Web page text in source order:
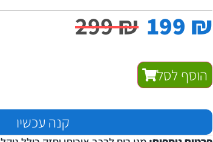
299₪ 199 ₪
הוסף לסל
קנה עכשיו